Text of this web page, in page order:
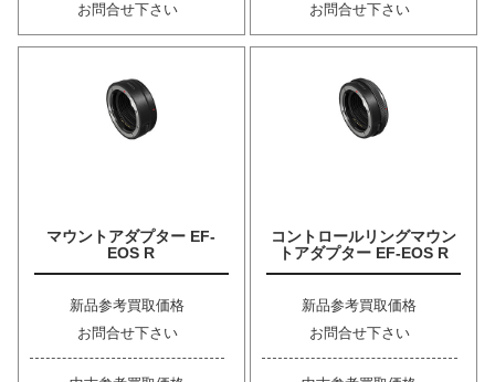
お問合せ下さい
お問合せ下さい
マウントアダプター EF-
EOS R
新品参考買取価格
お問合せ下さい
コントロールリングマウン
トアダプター EF-EOS R
新品参考買取価格
お問合せ下さい